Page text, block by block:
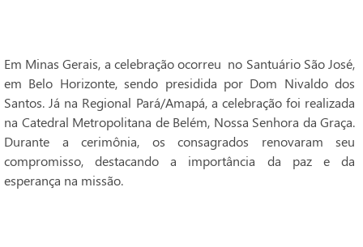
Em Minas Gerais, a celebração ocorreu no Santuário São José,
em Belo Horizonte, sendo presidida por Dom Nivaldo dos
Santos. Já na Regional Pará/Amapá, a celebração foi realizada
na Catedral Metropolitana de Belém, Nossa Senhora da Graça.
Durante a cerimônia, os consagrados renovaram seu
compromisso, destacando a importância da paz e da
esperança na missão.